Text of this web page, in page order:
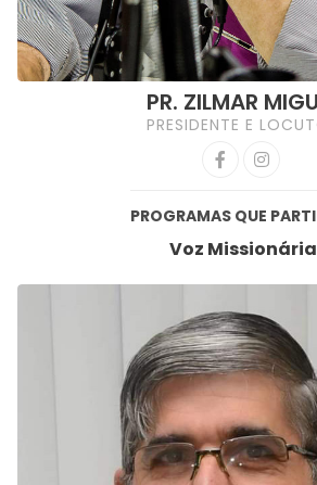
PR. ZILMAR
PRESIDENTE E
PROGRAMAS QUE
Voz Missionária